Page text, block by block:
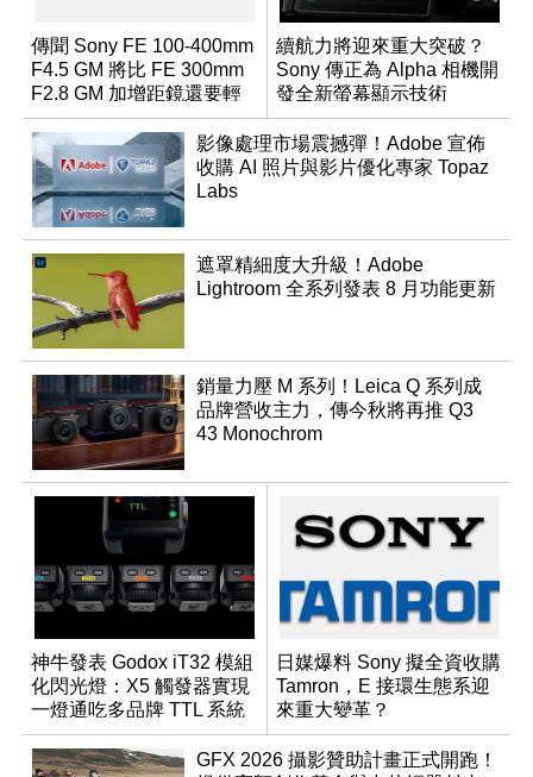
傳聞 Sony FE 100-400mm
F4.5 GM 將比 FE 300mm
F2.8 GM 加增距鏡還要輕
巧？
續航力將迎來重大突破？
Sony 傳正為 Alpha 相機開
發全新螢幕顯示技術
影像處理市場震撼彈！Adobe 宣佈
收購 AI 照片與影片優化專家 Topaz
Labs
遮罩精細度大升級！Adobe
Lightroom 全系列發表 8 月功能更新
銷量力壓 M 系列！Leica Q 系列成
品牌營收主力，傳今秋將再推 Q3
43 Monochrom
神牛發表 Godox iT32 模組
化閃光燈：X5 觸發器實現
一燈通吃多品牌 TTL 系統
日媒爆料 Sony 擬全資收購
Tamron，E 接環生態系迎
來重大變革？
GFX 2026 攝影贊助計畫正式開跑！